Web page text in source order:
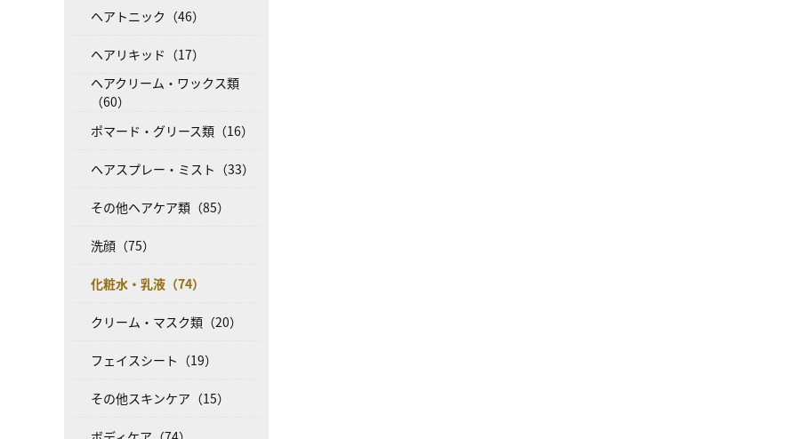
ヘアトニック（46）
ヘアリキッド（17）
ヘアクリーム・ワックス類
（60）
ポマード・グリース類（16）
ヘアスプレー・ミスト（33）
その他ヘアケア類（85）
洗顔（75）
化粧水・乳液（74）
クリーム・マスク類（20）
フェイスシート（19）
その他スキンケア（15）